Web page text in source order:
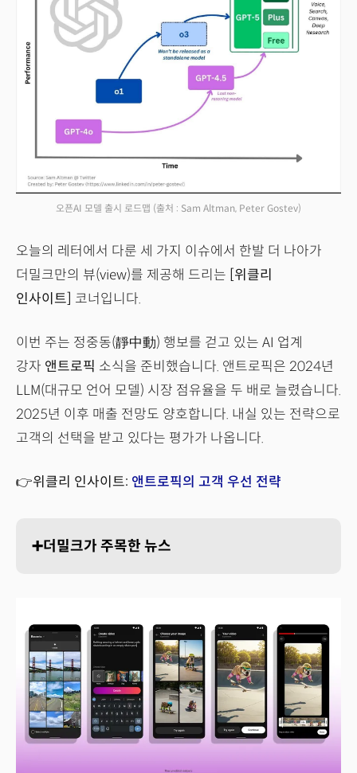
오픈AI 모델 출시 로드맵 (출처 : Sam Altman, Peter Gostev)
오늘의 레터에서 다룬 세 가지 이슈에서 한발 더 나아가
더밀크만의 뷰(view)를 제공해 드리는 [위클리
인사이트] 코너입니다.
이번 주는 정중동(靜中動) 행보를 걷고 있는 AI 업계
강자 앤트로픽 소식을 준비했습니다. 앤트로픽은 2024년
LLM(대규모 언어 모델) 시장 점유율을 두 배로 늘렸습니다.
2025년 이후 매출 전망도 양호합니다. 내실 있는 전략으로
고객의 선택을 받고 있다는 평가가 나옵니다.
👉위클리 인사이트: 앤트로픽의 고객 우선 전략
➕더밀크가 주목한 뉴스